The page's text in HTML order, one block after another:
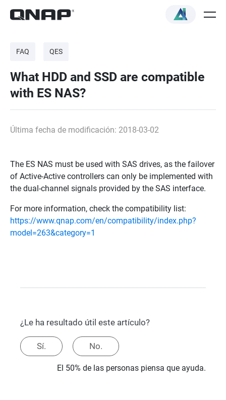
FAQ QES
What HDD and SSD are compatible
with ES NAS?
Última fecha de modificación: 2018-03-02
The ES NAS must be used with SAS drives, as the failover
of Active-Active controllers can only be implemented with
the dual-channel signals provided by the SAS interface.
For more information, check the compatibility list:
https://www.qnap.com/en/compatibility/index.php?
model=263&category=1
¿Le ha resultado útil este artículo?
Sí. No.
El 50% de las personas piensa que ayuda.